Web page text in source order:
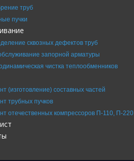
труб
пучки
сквозных дефектов труб
запорной арматуры
чистка теплообменников
(изготовление) составных частей
трубных пучков
отечественных компрессоров П-110, П-220